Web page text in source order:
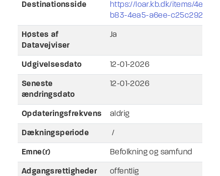
Destinationsside
https://loar.kb.dk/items/
b83-4ea5-a6ee-
Høstes af
Datavejviser
Ja
Udgivelsesdato 12-01-2026
Seneste
ændringsdato
12-01-2026
Opdateringsfrekvens aldrig
Dækningsperiode /
Emne(r) Befolkning og samfund
Adgangsrettigheder offentlig